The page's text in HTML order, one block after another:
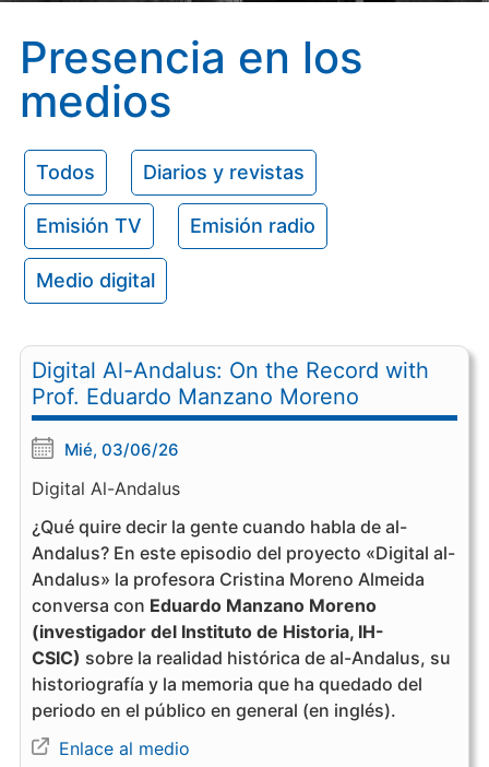
Presencia en los
medios
Todos Diarios y revistas
Emisión TV Emisión radio
Medio digital
Digital Al-Andalus: On the Record with
Prof. Eduardo Manzano Moreno
Mié, 03/06/26
Digital Al-Andalus
¿Qué quire decir la gente cuando habla de al-
Andalus? En este episodio del proyecto «Digital al-
Andalus» la profesora Cristina Moreno Almeida
conversa con Eduardo Manzano Moreno
(investigador del Instituto de Historia, IH-
CSIC) sobre la realidad histórica de al-Andalus, su
historiografía y la memoria que ha quedado del
periodo en el público en general (en inglés).
Enlace al medio